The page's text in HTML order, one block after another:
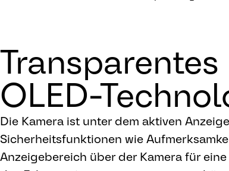
OLED-
Die Kamera ist unter dem aktiven
Sicherheitsfunktionen wie
Anzeigebereich über der Kamera für